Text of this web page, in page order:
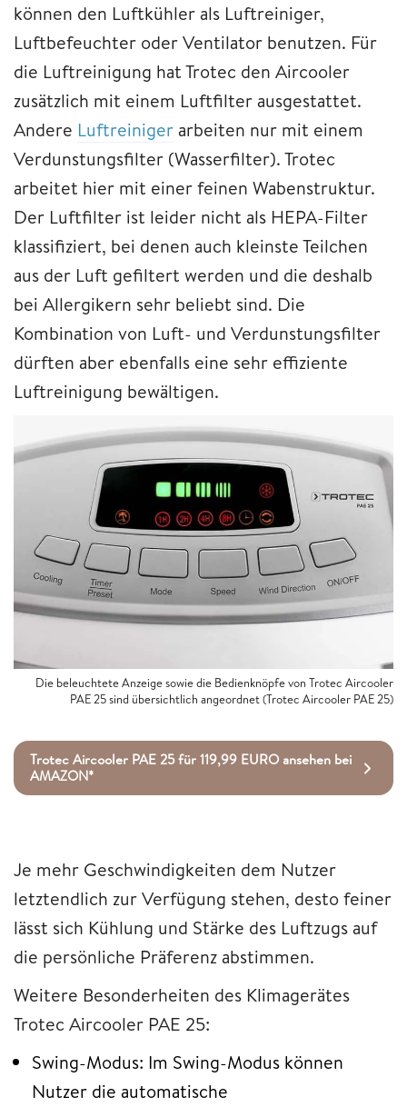
können den Luftkühler als Luftreiniger,
Luftbefeuchter oder Ventilator benutzen. Für
die Luftreinigung hat Trotec den Aircooler
zusätzlich mit einem Luftfilter ausgestattet.
Andere Luftreiniger arbeiten nur mit einem
Verdunstungsfilter (Wasserfilter). Trotec
arbeitet hier mit einer feinen Wabenstruktur.
Der Luftfilter ist leider nicht als HEPA-Filter
klassifiziert, bei denen auch kleinste Teilchen
aus der Luft gefiltert werden und die deshalb
bei Allergikern sehr beliebt sind. Die
Kombination von Luft- und Verdunstungsfilter
dürften aber ebenfalls eine sehr effiziente
Luftreinigung bewältigen.
Die beleuchtete Anzeige sowie die Bedienknöpfe von Trotec Aircooler
PAE 25 sind übersichtlich angeordnet (Trotec Aircooler PAE 25)
Trotec Aircooler PAE 25 für 119,99 EURO ansehen bei
AMAZON*
Je mehr Geschwindigkeiten dem Nutzer
letztendlich zur Verfügung stehen, desto feiner
lässt sich Kühlung und Stärke des Luftzugs auf
die persönliche Präferenz abstimmen.
Weitere Besonderheiten des Klimagerätes
Trotec Aircooler PAE 25:
Swing-Modus: Im Swing-Modus können
Nutzer die automatische